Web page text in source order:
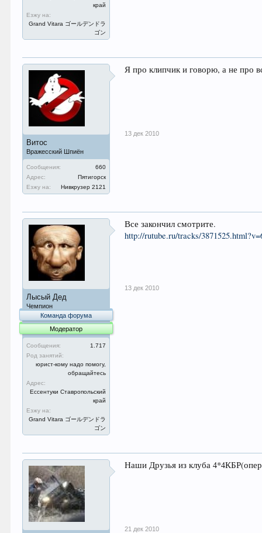
край
Езжу на:
Grand Vitara ゴールデンドラ
ゴン
Витос
Вражесский Шпиён
Сообщения:
660
Адрес:
Пятигорск
Езжу на:
Нивкрузер 2121
Я про клипчик и говорю, а не про
13 дек 2010
Лысый Дед
Чемпион
Команда форума
Модератор
Сообщения:
1.717
Род занятий:
юрист-кому надо помогу,
обращайтесь
Адрес:
Ессентуки Ставропольский
край
Езжу на:
Grand Vitara ゴールデンドラ
ゴン
Все закончил смотрите.
http://rutube.ru/tracks/
13 дек 2010
Наши Друзья из клуба
21 дек 2010